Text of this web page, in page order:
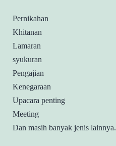
Pernikahan
Khitanan
Lamaran
syukuran
Pengajian
Kenegaraan
Upacara penting
Meeting
Dan masih banyak jenis lainnya.